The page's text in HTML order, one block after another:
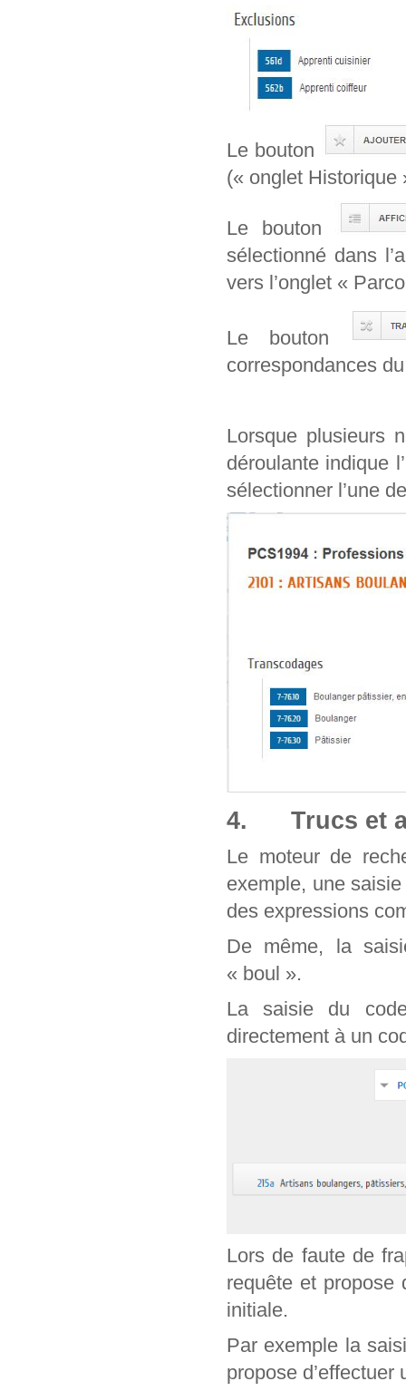
Le bouton
(« onglet Historique
Le bouton
sélectionné dans
vers l’onglet «
Le bouton
correspondances
Lorsque plusieurs
déroulante indique
sélectionner l’une
4. Trucs et
Le moteur de
exemple, une
des expressions
De même, la
« boul ».
La saisie du
directement à un
Lors de faute de
requête et propose
initiale.
Par exemple la
propose